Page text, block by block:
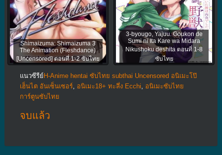
Shimaizuma: Shimaizuma 3
The Animation (Fleshdance)
[Uncensored] ตอนที่ 1-2 ซับไทย
3-byougo, Yajuu. Goukon de
Sumi ni Ita Kare wa Midara
Nikushoku deshita ตอนที่ 1-8
ซับไทย
แนวซีรีย์H-Anime hentai ซับไทย subthai Uncensored อนิเมะโป๊
เฮ็นไต อันเซ็นเซอร์, อนิเมะ18+ ทะลึ่ง Ecchi
อนิเมะซับไทย
การ์ตูนซับไทย
จบแล้ว